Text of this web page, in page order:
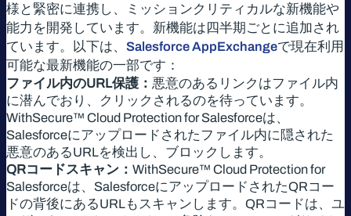
様と緊密に連携し、ミッションクリティカルな新機能や
能力を開発しています。新機能は四半期ごとに追加され
ています。以下は、 Salesforce AppExchangeで現在利用
可能な最新機能の一部です：
ファイル内のURL保護： 悪意のあるリンクはファイル内
に潜んでおり、クリックされるのを待っています。
WithSecure™ Cloud Protection for Salesforceは、
Salesforceにアップロードされたファイル内に隠された
悪意のあるURLを検出し、ブロックします。
QRコードスキャン： WithSecure™ Cloud Protection for
Salesforceは、SalesforceにアップロードされたQRコー
ドの背後にあるURLもスキャンします。QRコードは、ユ